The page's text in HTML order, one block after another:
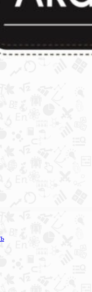
КДР, ВОШ,